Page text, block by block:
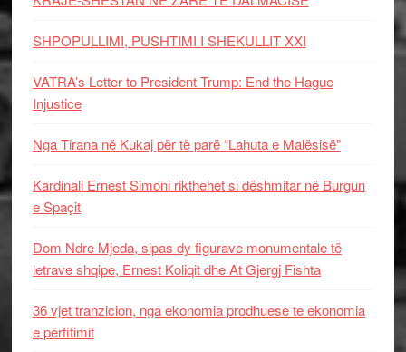
SHPOPULLIMI, PUSHTIMI I SHEKULLIT XXI
VATRA’s Letter to President Trump: End the Hague
Injustice
Nga Tirana në Kukaj për të parë “Lahuta e Malësisë”
Kardinali Ernest Simoni rikthehet si dëshmitar në Burgun
e Spaçit
Dom Ndre Mjeda, sipas dy figurave monumentale të
letrave shqipe, Ernest Koliqit dhe At Gjergj Fishta
36 vjet tranzicion, nga ekonomia prodhuese te ekonomia
e përfitimit